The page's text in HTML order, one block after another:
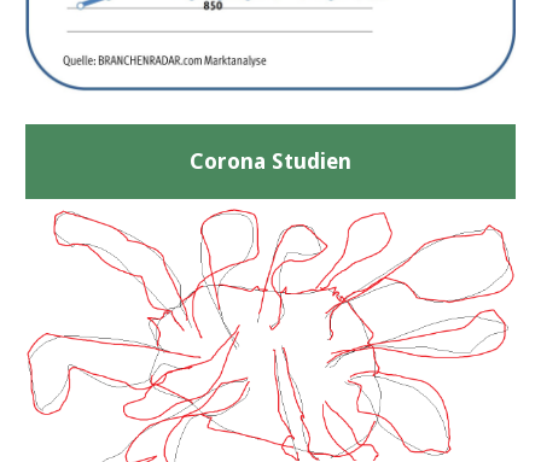
Corona Studien